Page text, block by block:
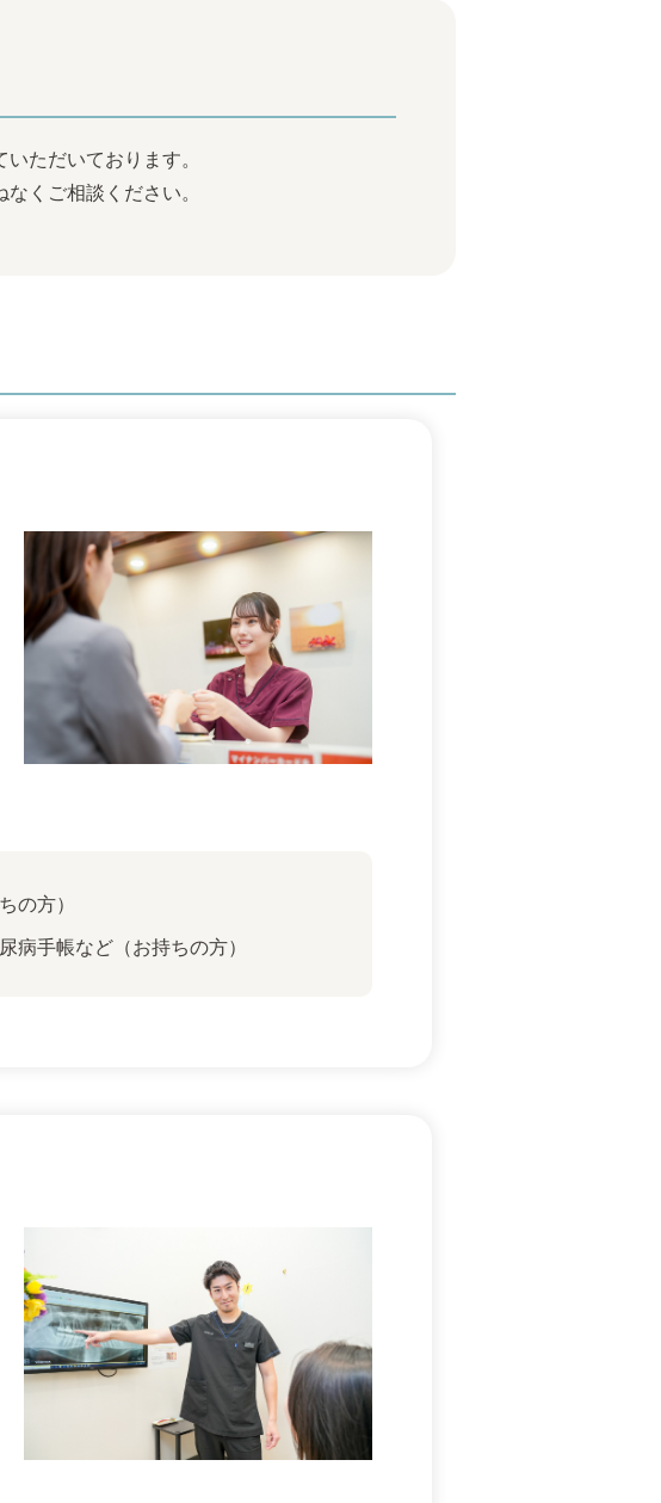
ただいております。
くご相談ください。
の方）
病手帳など（お持ちの方）